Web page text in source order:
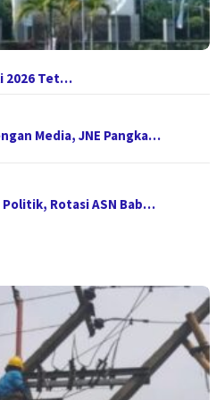
2026 Tet…
Media, JNE Pangka…
Rotasi ASN Bab…